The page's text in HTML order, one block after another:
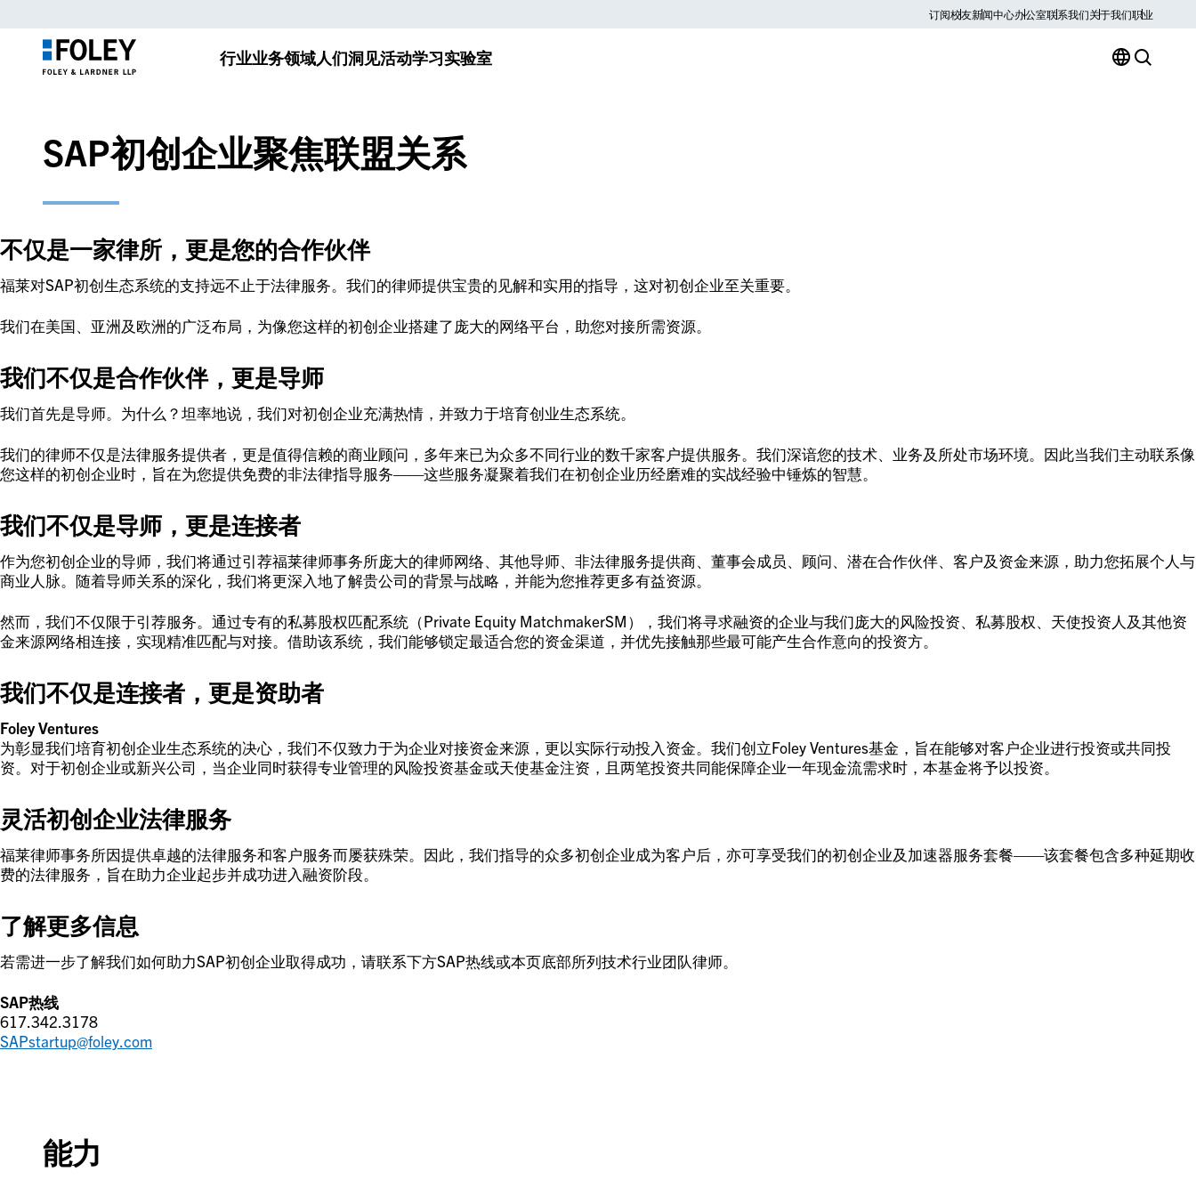
订阅校友新闻中心办公室联系我们关于我们职业
行业业务领域人们洞见活动学习实验室
SAP初创企业聚焦联盟关系
不仅是一家律所，更是您的合作伙伴
福莱对SAP初创生态系统的支持远不止于法律服务。我们的律师提供宝贵的见解和实用的指导，这对初创企业至关重要。
我们在美国、亚洲及欧洲的广泛布局，为像您这样的初创企业搭建了庞大的网络平台，助您对接所需资源。
我们不仅是合作伙伴，更是导师
我们首先是导师。为什么？坦率地说，我们对初创企业充满热情，并致力于培育创业生态系统。
我们的律师不仅是法律服务提供者，更是值得信赖的商业顾问，多年来已为众多不同行业的数千家客户提供服务。我们深谙您的技术、业务及所处市场环境。因此当我们主动联系像
您这样的初创企业时，旨在为您提供免费的非法律指导服务——这些服务凝聚着我们在初创企业历经磨难的实战经验中锤炼的智慧。
我们不仅是导师，更是连接者
作为您初创企业的导师，我们将通过引荐福莱律师事务所庞大的律师网络、其他导师、非法律服务提供商、董事会成员、顾问、潜在合作伙伴、客户及资金来源，助力您拓展个人与
商业人脉。随着导师关系的深化，我们将更深入地了解贵公司的背景与战略，并能为您推荐更多有益资源。
然而，我们不仅限于引荐服务。通过专有的私募股权匹配系统（Private Equity MatchmakerSM），我们将寻求融资的企业与我们庞大的风险投资、私募股权、天使投资人及其他资
金来源网络相连接，实现精准匹配与对接。借助该系统，我们能够锁定最适合您的资金渠道，并优先接触那些最可能产生合作意向的投资方。
我们不仅是连接者，更是资助者
Foley Ventures
为彰显我们培育初创企业生态系统的决心，我们不仅致力于为企业对接资金来源，更以实际行动投入资金。我们创立Foley Ventures基金，旨在能够对客户企业进行投资或共同投
资。对于初创企业或新兴公司，当企业同时获得专业管理的风险投资基金或天使基金注资，且两笔投资共同能保障企业一年现金流需求时，本基金将予以投资。
灵活初创企业法律服务
福莱律师事务所因提供卓越的法律服务和客户服务而屡获殊荣。因此，我们指导的众多初创企业成为客户后，亦可享受我们的初创企业及加速器服务套餐——该套餐包含多种延期收
费的法律服务，旨在助力企业起步并成功进入融资阶段。
了解更多信息
若需进一步了解我们如何助力SAP初创企业取得成功，请联系下方SAP热线或本页底部所列技术行业团队律师。
SAP热线
617.342.3178
SAPstartup@foley.com
能力